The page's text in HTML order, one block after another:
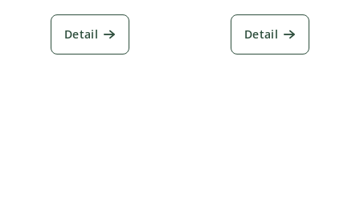
Detail Detail